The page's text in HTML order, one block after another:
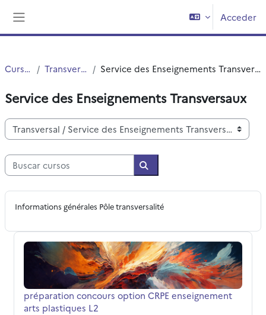
Acceder
Cursos Transversal Service des Enseignements Transversaux
Service des Enseignements Transversaux
Categorías
Buscar cursos
Buscar cursos
Informations générales Pôle transversalité
préparation concours option CRPE enseignement arts
Nombre del curso
préparation concours option CRPE enseignement
arts plastiques L2